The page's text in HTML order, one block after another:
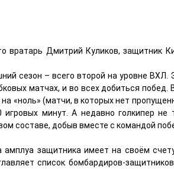
вратарь Дмитрий Куликов, защитник
сезон – всего второй на уровне
матчах, и во всех добиться побед.
на «ноль» (матчи, в которых нет
игровых минут. А недавно голкипер
составе, добыв вместе с командой
защитника имеет на своём
список бомбардиров-